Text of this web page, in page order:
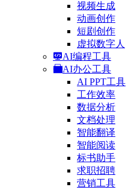
视频生成
动画创作
短剧创作
虚拟数字人
AI编程工具
AI办公工具
AI PPT工具
工作效率
数据分析
文档处理
智能翻译
智能阅读
标书助手
求职招聘
营销工具